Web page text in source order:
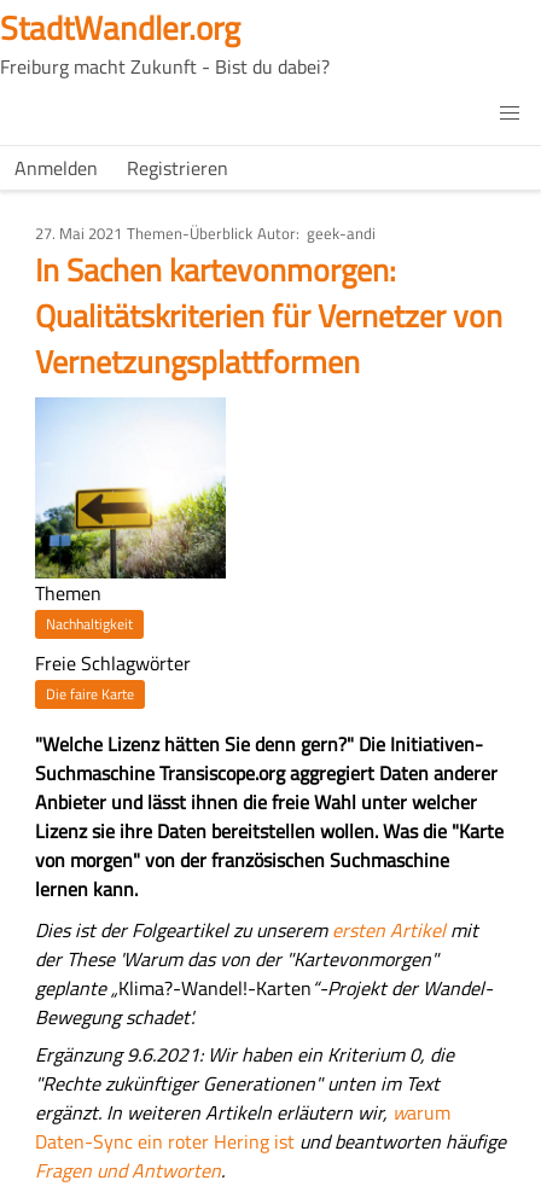
Direkt
zum
Inhalt
StadtWandler.org
Freiburg macht Zukunft - Bist du dabei?
Main
H4C
USER
Anmelden Registrieren
27. Mai 2021 Art
des
Artikels
Themen-Überblick Autor geek-andi
In Sachen kartevonmorgen:
Qualitätskriterien für Vernetzer von
Vernetzungsplattformen
Themen
Nachhaltigkeit
Freie Schlagwörter
Die faire Karte
Z
u
s
a
m
m
e
n
f
a
s
s
u
n
g
"Welche Lizenz hätten Sie denn gern?" Die Initiativen-
Suchmaschine Transiscope.org aggregiert Daten anderer
Anbieter und lässt ihnen die freie Wahl unter welcher
Lizenz sie ihre Daten bereitstellen wollen. Was die "Karte
von morgen" von der französischen Suchmaschine
lernen kann.
H
a
u
p
t
-
I
n
h
Dies ist der Folgeartikel zu unseremersten Artikelmit
der These 'Warum das von der "Kartevonmorgen"
geplante „Klima?-Wandel!-Karten“-Projekt der Wandel-
Bewegung schadet'.
Ergänzung 9.6.2021: Wir haben ein Kriterium 0, die
"Rechte zukünftiger Generationen" unten im Text
ergänzt. In weiteren Artikeln erläutern wir, warum
Daten-Sync ein roter Hering ist und beantworten häufige
Fragen und Antworten.